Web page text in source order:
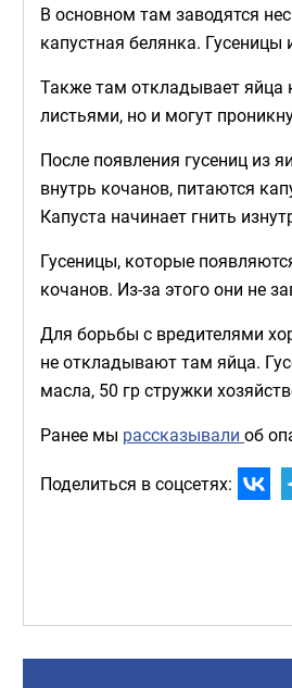
В основном там заводятся
капустная белянка.
Также там откладывает яйца
листьями, но и могут
После появления гусениц из
внутрь кочанов, питаются
Капуста начинает гнить
Гусеницы, которые
кочанов. Из-за этого они не
Для борьбы с вредителями
не откладывают там яйца.
масла, 50 гр стружки
Ранее мы рассказывали об
Поделиться в соцсетях: